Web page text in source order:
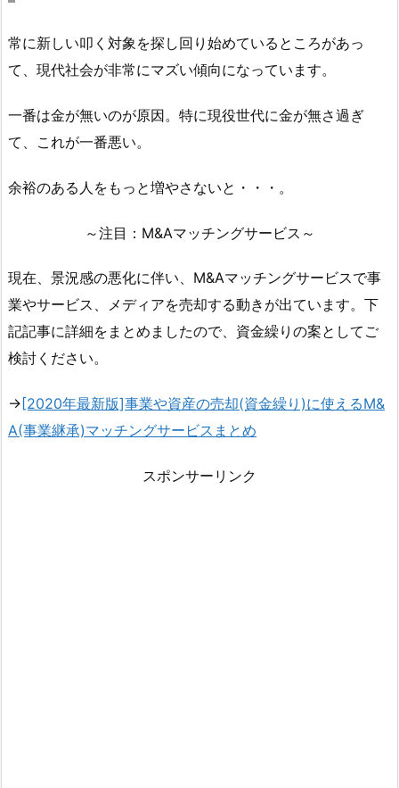
常に新しい叩く対象を探し回り始めているところがあっ
て、現代社会が非常にマズい傾向になっています。
一番は金が無いのが原因。特に現役世代に金が無さ過ぎ
て、これが一番悪い。
余裕のある人をもっと増やさないと・・・。
～注目：M&Aマッチングサービス～
現在、景況感の悪化に伴い、M&Aマッチングサービスで事
業やサービス、メディアを売却する動きが出ています。下
記記事に詳細をまとめましたので、資金繰りの案としてご
検討ください。
→ [2020年最新版]事業や資産の売却(資金繰り)に使えるM&
A(事業継承)マッチングサービスまとめ
スポンサーリンク